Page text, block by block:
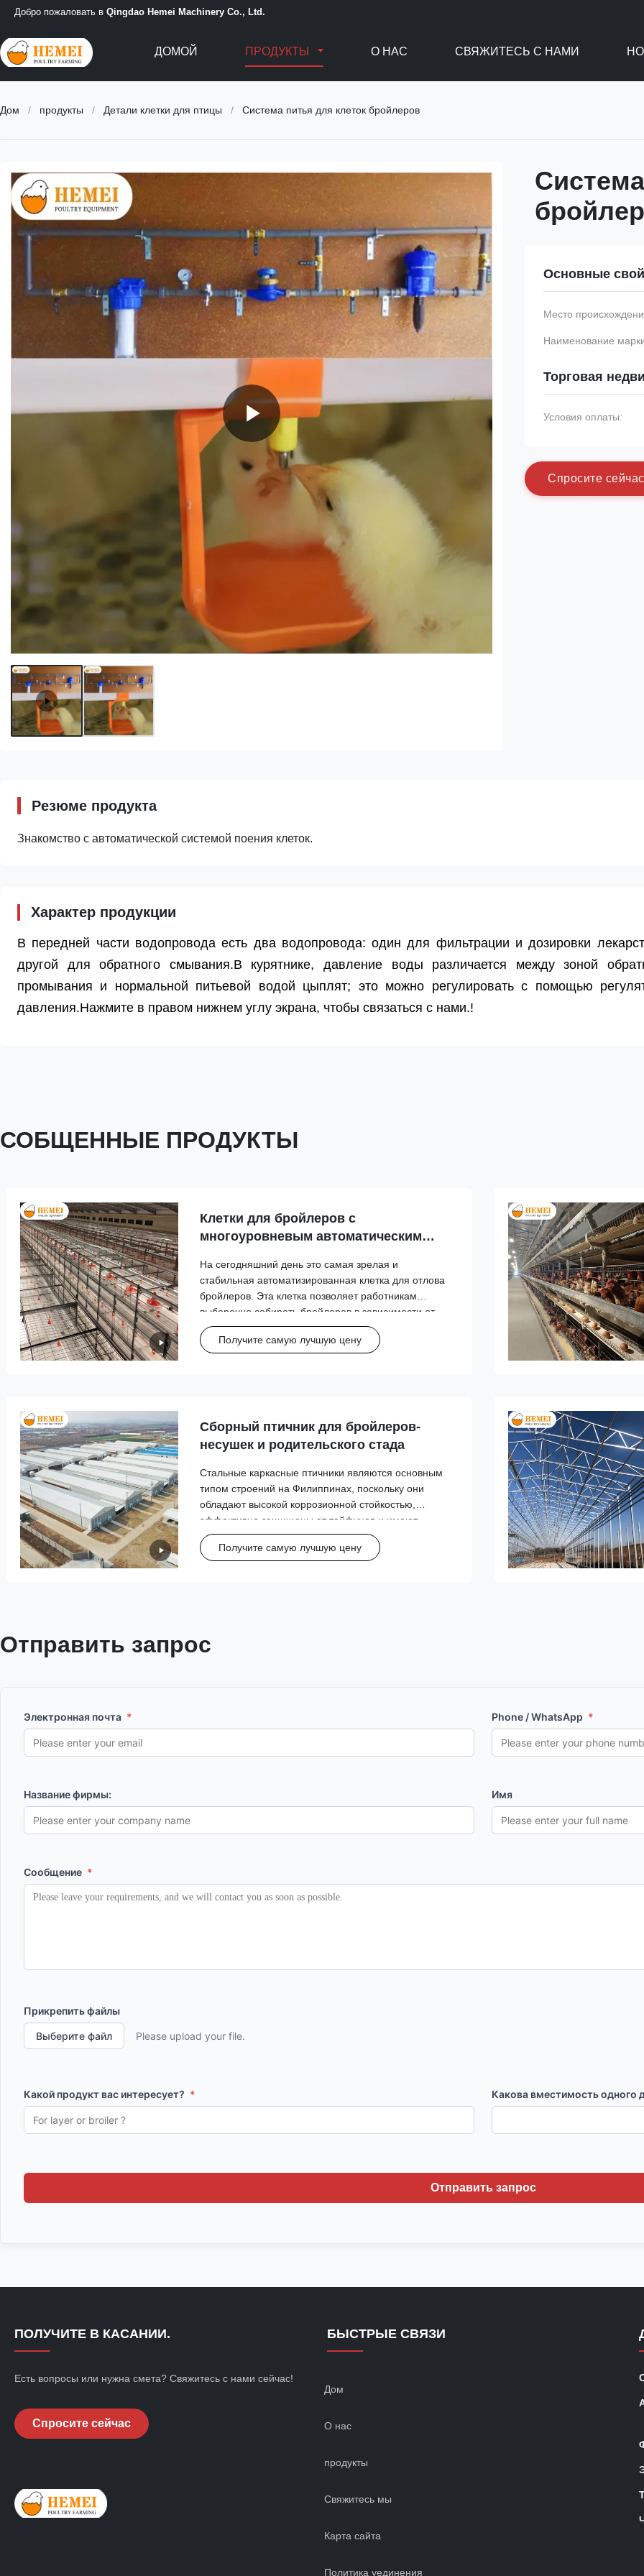
Добро пожаловать в Qingdao Hemei Machinery Co., Ltd.
ДОМОЙ ПРОДУКТЫ О НАС СВЯЖИТЕСЬ С НАМИ
Дом / продукты / Детали клетки для птицы / Система питья для клеток бройлеров
Основные
Место
Наименование
Торговая
Условия оплаты:
Спросите сейчас
Резюме продукта
Знакомство с автоматической системой поения клеток.
Характер продукции
В передней части водопровода есть два водопровода: один для фильтрации и дозировки
другой для обратного смывания.В курятнике, давление воды различается между зоной
промывания и нормальной питьевой водой цыплят; это можно регулировать с помощью
давления.Нажмите в правом нижнем углу экрана, чтобы связаться с нами.!
СОБЩЕННЫЕ ПРОДУКТЫ
Клетки для бройлеров с
многоуровневым автоматическим
На сегодняшний день это самая зрелая и
стабильная автоматизированная клетка для отлова
бройлеров. Эта клетка позволяет работникам
выборочно собирать бройлеров в зависимости от
рыночного спроса и веса цыплят, тем самым
повышая эффективность фермерского хозяйства.
Получите самую лучшую цену
Сборный птичник для бройлеров-
несушек и родительского стада
Стальные каркасные птичники являются основным
типом строений на Филиппинах, поскольку они
обладают высокой коррозионной стойкостью,
эффективно защищены от тайфунов и имеют
длительный срок службы.
Получите самую лучшую цену
Отправить запрос
Электронная почта * Phone / WhatsApp *
Название фирмы: Имя
Сообщение *
Прикрепить файлы
Выберите файл Please upload your file.
Какой продукт вас интересует? * Какова вместимость одного
Отправить запрос
ПОЛУЧИТЕ В КАСАНИИ.
Есть вопросы или нужна смета? Свяжитесь с нами сейчас!
Спросите сейчас
БЫСТРЫЕ СВЯЗИ
Дом
О нас
продукты
Свяжитесь мы
Карта сайта
Политика уединения